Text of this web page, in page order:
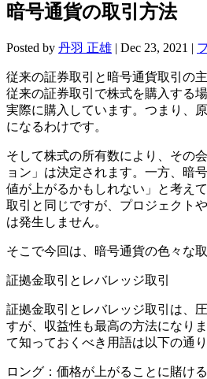
暗号通貨の取引方法
Posted by 丹羽 正雄 | Dec 23, 2021 |
従来の証券取引と暗号通貨取引の
従来の証券取引で株式を購入する
実際に購入しています。つまり、
になるわけです。
そして株式の所有数により、その
ョン」は決定されます。一方、暗
値が上がるかもしれない」と考え
取引と同じですが、プロジェクト
は発生しません。
そこで今回は、暗号通貨の色々な
証拠金取引とレバレッジ取引
証拠金取引とレバレッジ取引は、
すが、収益性も最高の方法になり
て知っておくべき用語は以下の通り
ロング：価格が上がることに賭け